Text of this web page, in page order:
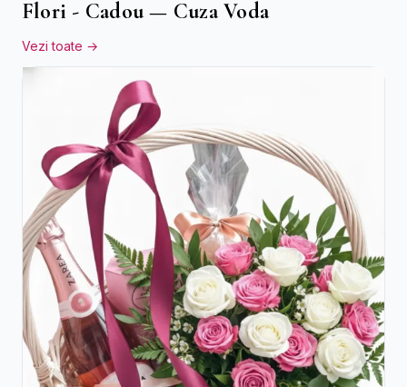
Flori - Cadou — Cuza Voda
Vezi toate →